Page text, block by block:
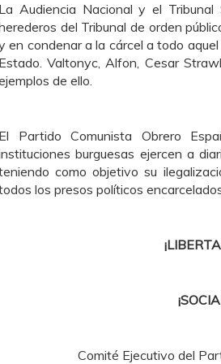
La Audiencia Nacional y el Tribunal
del Tribunal de orden
en condenar a la cárcel a todo
Estado. Valtonyc, Alfon, Cesar
de ello.
El Partido Comunista Obrero
burguesas ejercen a
como objetivo su
los presos políticos
Comité Ejecutivo del